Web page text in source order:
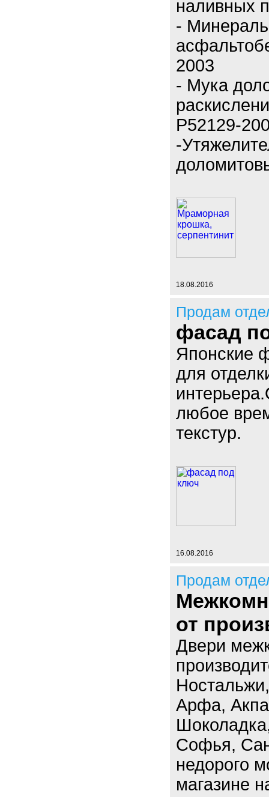
наливных
-
2003
- Мука
Р52129-
-
18.08.2016
Продам
фасад
Японские
для
любое
текстур.
16.08.2016
Продам
от
Двери
Арфа,
Софья,
недорого
магазине